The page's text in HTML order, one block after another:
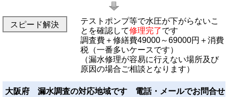
スピード解決
テストポンプ等で水圧が下がらないこ
とを確認して修理完了です
調査費＋修繕費49000～69000円＋消費
税（一番多いケースです）
（漏水修理が容易に行えない場所及び
原因の場合ご相談となります）
大阪府 漏水調査の対応地域です 電話・メールでお問合せ